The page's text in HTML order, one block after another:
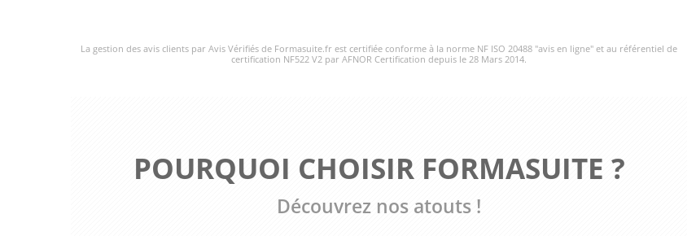
La gestion des avis clients par Avis Vérifiés de Formasuite.fr est certifiée conforme à la norme NF ISO 20488 "avis en ligne" et au référentiel de
certification NF522 V2 par AFNOR Certification depuis le 28 Mars 2014.
POURQUOI CHOISIR FORMASUITE ?
Découvrez nos atouts !